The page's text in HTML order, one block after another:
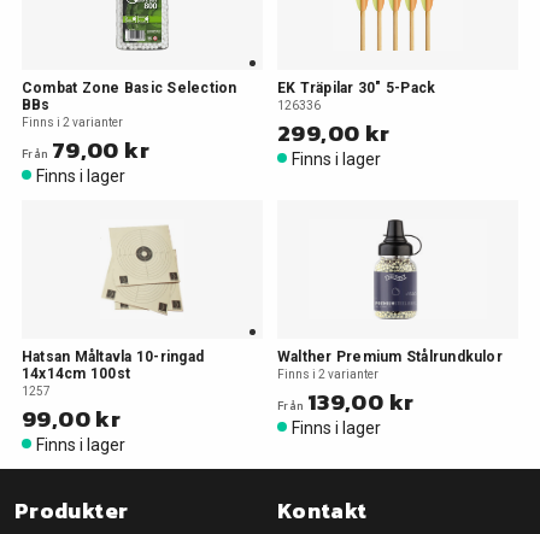
Combat Zone Basic Selection
BBs
Finns i 2 varianter
Från 79,00 kr
Finns i lager
EK Träpilar 30" 5-Pack
126336
299,00 kr
Finns i lager
Hatsan Måltavla 10-ringad
14x14cm 100st
1257
99,00 kr
Finns i lager
Walther Premium Stålrundkulor
Finns i 2 varianter
Från 139,00 kr
Finns i lager
Produkter Kontakt